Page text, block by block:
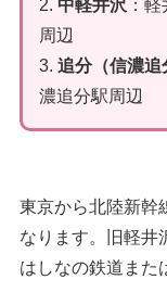
2. 中軽井沢 ：
周辺
3. 追分（信濃追
濃追分駅周辺
東京から北陸新幹
なります。旧軽井
はしなの鉄道また